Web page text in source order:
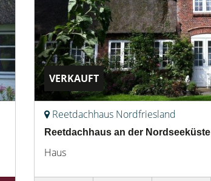
VERKAUFT
Reetdachhaus Nordfriesland
Reetdachhaus an der Nordseeküste
Haus